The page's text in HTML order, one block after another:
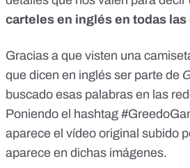
carteles en inglés en todas las
Gracias a que visten una
que dicen en inglés ser parte de
buscado esas palabras en las
Poniendo el hashtag
aparece el vídeo original subido
aparece en dichas imágenes.